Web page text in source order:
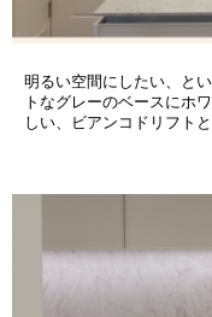
明るい空間にしたい、と
トなグレーのベースにホ
しい、ビアンコドリフト